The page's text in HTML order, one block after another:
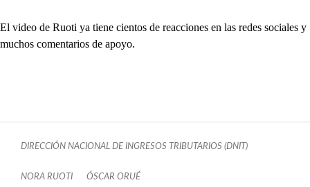
El video de Ruoti ya tiene cientos de reacciones en las redes sociales y
muchos comentarios de apoyo.
DIRECCIÓN NACIONAL DE INGRESOS TRIBUTARIOS (DNIT)
NORA RUOTI ÓSCAR ORUÉ